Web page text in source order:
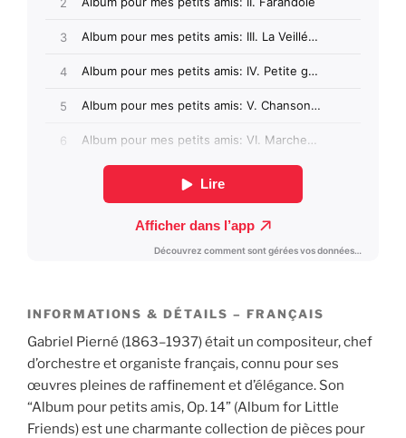
INFORMATIONS & DÉTAILS – FRANÇAIS
Gabriel Pierné (1863–1937) était un compositeur, chef
d’orchestre et organiste français, connu pour ses
œuvres pleines de raffinement et d’élégance. Son
“Album pour petits amis, Op. 14” (Album for Little
Friends) est une charmante collection de pièces pour